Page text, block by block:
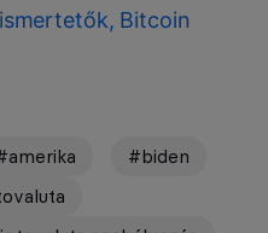
Bitcoin
#biden